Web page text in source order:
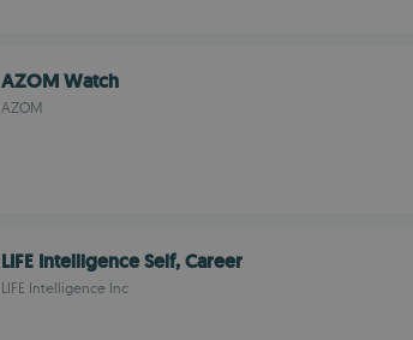
AZOM Watch
AZOM
LIFE Intelligence Self, Career
LIFE Intelligence Inc